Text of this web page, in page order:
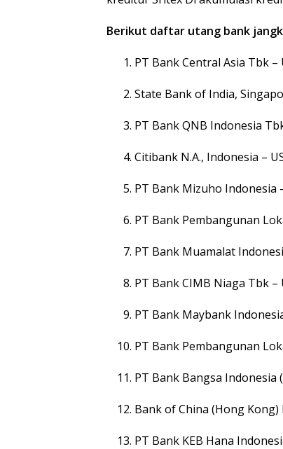
Berikut daftar utang bank
PT Bank Central Asia Tbk –
State Bank of India,
PT Bank QNB Indonesia
Citibank N.A., Indonesia –
PT Bank Mizuho Indonesia
PT Bank Pembangunan
PT Bank Muamalat
PT Bank CIMB Niaga Tbk –
PT Bank Maybank
PT Bank Pembangunan
PT Bank Bangsa Indonesia
Bank of China (Hong Kong)
PT Bank KEB Hana